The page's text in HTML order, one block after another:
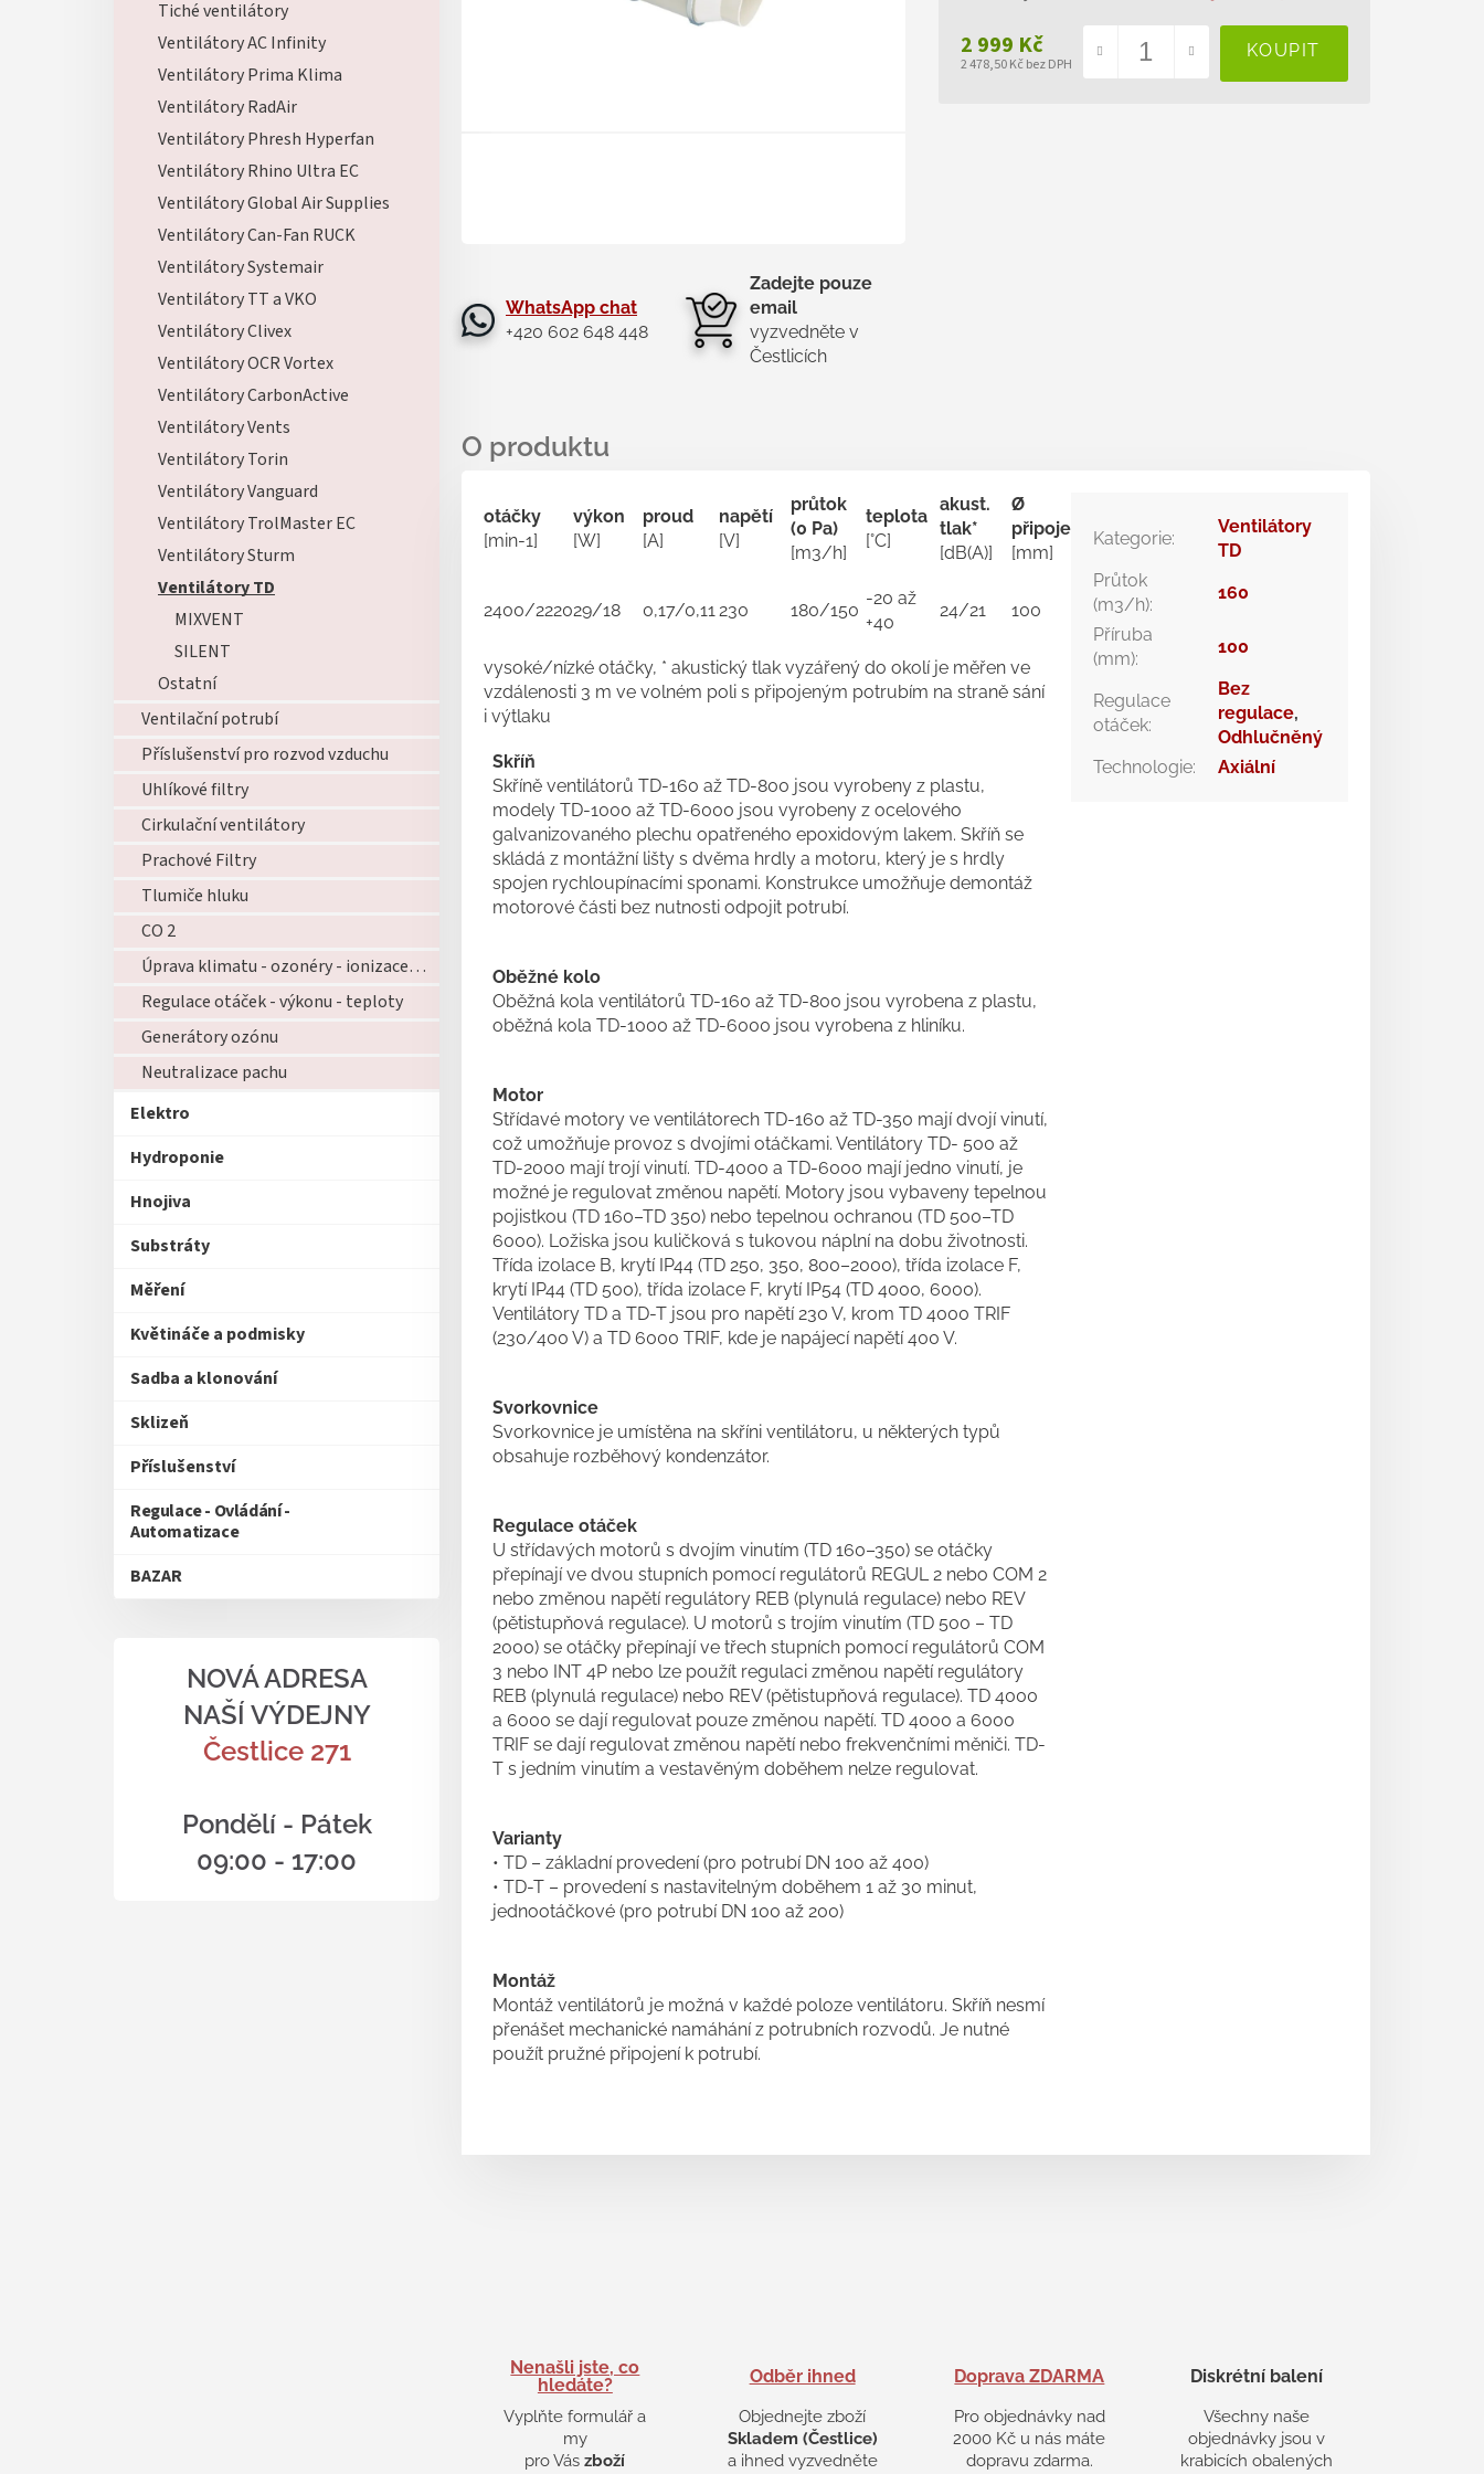
Tiché ventilátory
Ventilátory AC Infinity
Ventilátory Prima Klima
Ventilátory RadAir
Ventilátory Phresh Hyperfan
Ventilátory Rhino Ultra EC
Ventilátory Global Air Supplies
Ventilátory Can-Fan RUCK
Ventilátory Systemair
Ventilátory TT a VKO
Ventilátory Clivex
Ventilátory OCR Vortex
Ventilátory CarbonActive
Ventilátory Vents
Ventilátory Torin
Ventilátory Vanguard
Ventilátory TrolMaster EC
Ventilátory Sturm
Ventilátory TD
MIXVENT
SILENT
Ostatní
Ventilační potrubí
Příslušenství pro rozvod vzduchu
Uhlíkové filtry
Cirkulační ventilátory
Prachové Filtry
Tlumiče hluku
CO 2
Úprava klimatu - ozonéry - ionizace - zvlhčovače - atd...
Regulace otáček - výkonu - teploty
Generátory ozónu
Neutralizace pachu
Elektro
Hydroponie
Hnojiva
Substráty
Měření
Květináče a podmisky
Sadba a klonování
Sklizeň
Příslušenství
Regulace - Ovládání -
Automatizace
BAZAR
NOVÁ ADRESA
NAŠÍ VÝDEJNY
Čestlice 271
Pondělí - Pátek
09:00 - 17:00
WhatsApp chat
+420 602 648 448
Zadejte pouze
email
vyzvedněte v
Čestlicích
2 999 Kč
2 478,50 Kč bez DPH
Nenašli jste, co
hledáte?
Vyplňte formulář a
my
pro Vászboží
Odběr ihned
Objednejte zboží
Skladem (Čestlice)
a ihned vyzvedněte
Doprava ZDARMA
Pro objednávky nad
2000 Kč u nás máte
dopravu zdarma.
Diskrétní balení
Všechny naše
objednávky jsou v
krabicích obalených
otáčky
[min-1]
výkon
[W]
proud
[A]
napětí
[V]
průtok
(0 Pa)
[m3/h]
teplota
[°C]
akust.
tlak*
[dB(A)]
Ø
připojení
[mm]
[kg]
regulátor
2400/222029/18 0,17/0,11230 180/150
-20 až
+40
24/21 100 1,4
REB 1;
vysoké/nízké otáčky, * akustický tlak vyzářený do okolí je měřen ve
vzdálenosti 3 m ve volném poli s připojeným potrubím na straně sání
i výtlaku
Skříň
Skříně ventilátorů TD-160 až TD-800 jsou vyrobeny z plastu,
modely TD-1000 až TD-6000 jsou vyrobeny z ocelového
galvanizovaného plechu opatřeného epoxidovým lakem. Skříň se
skládá z montážní lišty s dvěma hrdly a motoru, který je s hrdly
spojen rychloupínacími sponami. Konstrukce umožňuje demontáž
motorové části bez nutnosti odpojit potrubí.
Oběžné kolo
Oběžná kola ventilátorů TD-160 až TD-800 jsou vyrobena z plastu,
oběžná kola TD-1000 až TD-6000 jsou vyrobena z hliníku.
Motor
Střídavé motory ve ventilátorech TD-160 až TD-350 mají dvojí vinutí,
což umožňuje provoz s dvojími otáčkami. Ventilátory TD- 500 až
TD-2000 mají trojí vinutí. TD-4000 a TD-6000 mají jedno vinutí, je
možné je regulovat změnou napětí. Motory jsou vybaveny tepelnou
pojistkou (TD 160–TD 350) nebo tepelnou ochranou (TD 500–TD
6000). Ložiska jsou kuličková s tukovou náplní na dobu životnosti.
Třída izolace B, krytí IP44 (TD 250, 350, 800–2000), třída izolace F,
krytí IP44 (TD 500), třída izolace F, krytí IP54 (TD 4000, 6000).
Ventilátory TD a TD-T jsou pro napětí 230 V, krom TD 4000 TRIF
(230/400 V) a TD 6000 TRIF, kde je napájecí napětí 400 V.
Svorkovnice
Svorkovnice je umístěna na skříni ventilátoru, u některých typů
obsahuje rozběhový kondenzátor.
Regulace otáček
U střídavých motorů s dvojím vinutím (TD 160–350) se otáčky
přepínají ve dvou stupních pomocí regulátorů REGUL 2 nebo COM 2
nebo změnou napětí regulátory REB (plynulá regulace) nebo REV
(pětistupňová regulace). U motorů s trojím vinutím (TD 500 – TD
2000) se otáčky přepínají ve třech stupních pomocí regulátorů COM
3 nebo INT 4P nebo lze použít regulaci změnou napětí regulátory
REB (plynulá regulace) nebo REV (pětistupňová regulace). TD 4000
a 6000 se dají regulovat pouze změnou napětí. TD 4000 a 6000
TRIF se dají regulovat změnou napětí nebo frekvenčními měniči. TD-
T s jedním vinutím a vestavěným doběhem nelze regulovat.
Varianty
• TD – základní provedení (pro potrubí DN 100 až 400)
• TD-T – provedení s nastavitelným doběhem 1 až 30 minut,
jednootáčkové (pro potrubí DN 100 až 200)
Montáž
Montáž ventilátorů je možná v každé poloze ventilátoru. Skříň nesmí
přenášet mechanické namáhání z potrubních rozvodů. Je nutné
použít pružné připojení k potrubí.
Kategorie:
Ventilátory
TD
Průtok
(m3/h):
160
Příruba
(mm):
100
Regulace
otáček:
Bez
regulace,
Odhlučněný
Technologie: Axiální